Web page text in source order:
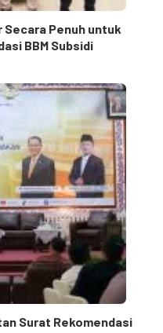
Secara Penuh untuk
BBM Subsidi
Surat Rekomendasi